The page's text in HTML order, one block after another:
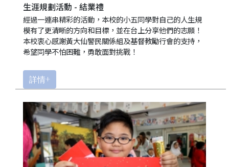
生涯規劃活動 - 結業禮
經過一連串精彩的活動，本校的小五同學對自己的人生規
模有了更清晰的方向和目標，並在台上分享他們的志願！
本校衷心感謝黃大仙警民關係組及基督教勵行會的支持，
希望同學不怕困難，勇敢面對挑戰！
詳情+